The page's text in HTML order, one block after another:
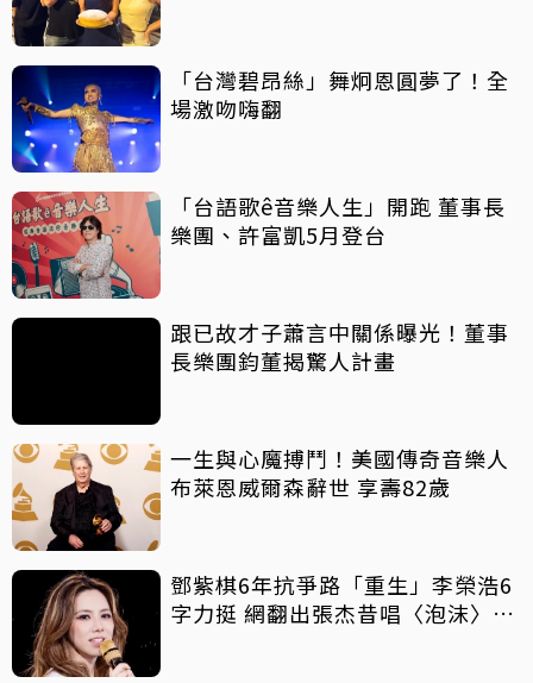
「台灣碧昂絲」舞炯恩圓夢了！全
場激吻嗨翻
「台語歌ê音樂人生」開跑 董事長
樂團、許富凱5月登台
跟已故才子蕭言中關係曝光！董事
長樂團鈞董揭驚人計畫
一生與心魔搏鬥！美國傳奇音樂人
布萊恩威爾森辭世 享壽82歲
鄧紫棋6年抗爭路「重生」李榮浩6
字力挺 網翻出張杰昔唱〈泡沫〉鼓